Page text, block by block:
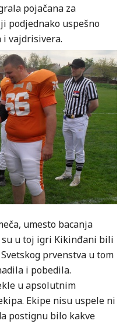
pojačana za
podjednako uspešno
i vajdrisivera.
umesto bacanja
su u toj igri Kikinđani bili
prvenstva u tom
i pobedila.
u apsolutnim
Ekipe nisu uspele ni
postignu bilo kakve